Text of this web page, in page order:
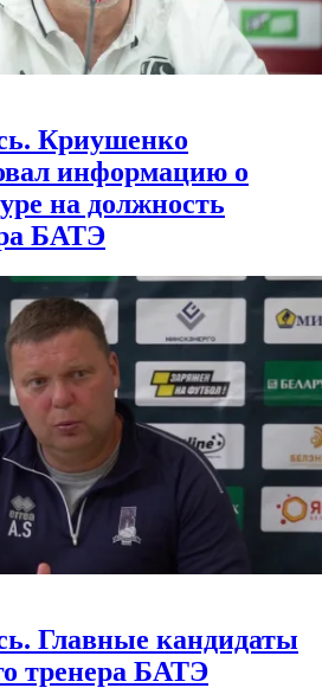
Криушенко
информацию о
на должность
БАТЭ
Главные кандидаты
тренера БАТЭ